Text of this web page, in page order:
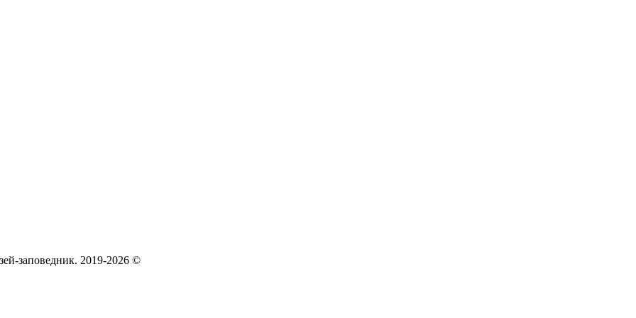
2019-2026 ©